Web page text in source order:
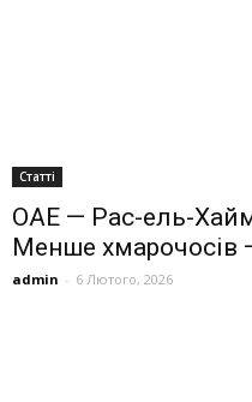
Статті
ОАЕ — Рас-ель-
Менше хмарочосів
admin - 6 Лютого, 2026